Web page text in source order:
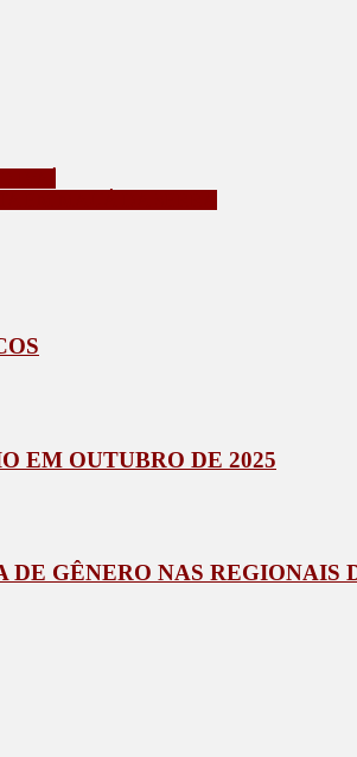
EM OUTUBRO DE 2025
GÊNERO NAS REGIONAIS